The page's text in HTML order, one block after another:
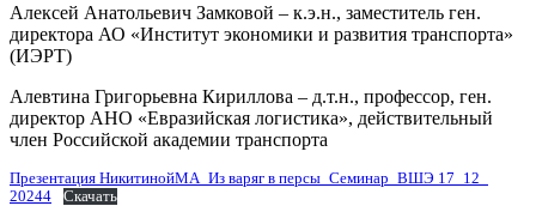
Алексей Анатольевич Замковой – к.э.н., заместитель ген.
директора АО «Институт экономики и развития транспорта»
(ИЭРТ)
Алевтина Григорьевна Кириллова – д.т.н., профессор, ген.
директор АНО «Евразийская логистика», действительный
член Российской академии транспорта
Презентация НикитинойМА_Из варяг в персы_Семинар_ВШЭ 17_12_
20244
Скачать